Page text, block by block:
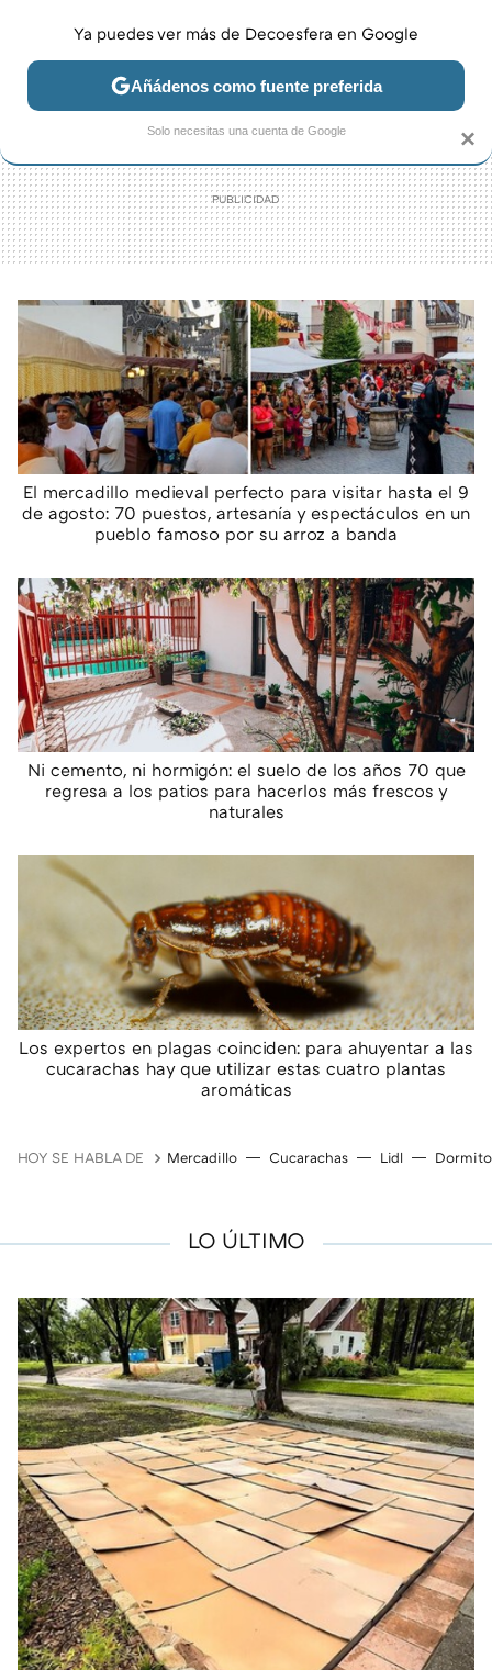
JARDÍN Y TERRAZA SALÓN DORMITORIO COCINA
El mercadillo medieval perfecto para visitar hasta el 9
de agosto: 70 puestos, artesanía y espectáculos en un
pueblo famoso por su arroz a banda
Ni cemento, ni hormigón: el suelo de los años 70 que
regresa a los patios para hacerlos más frescos y
naturales
Los expertos en plagas coinciden: para ahuyentar a las
cucarachas hay que utilizar estas cuatro plantas
aromáticas
HOY SE HABLA DE Mercadillo Cucarachas Lidl
LO ÚLTIMO
×
Ya puedes ver más de Decoesfera en Google
Añádenos como fuente preferida
Solo necesitas una cuenta de Google